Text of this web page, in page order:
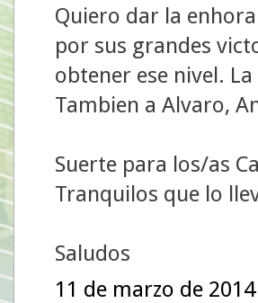
Quiero dar la
por sus grandes
obtener ese nivel.
Tambien a Alvaro,
Suerte para los/as
Tranquilos que lo
Saludos
11 de marzo de